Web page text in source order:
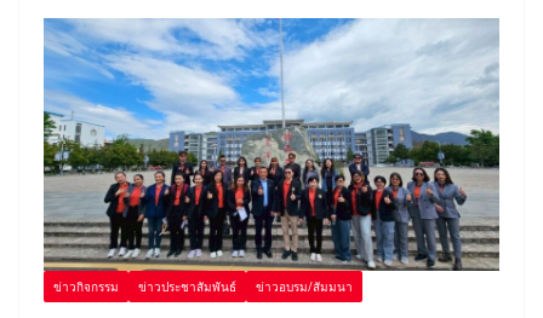
ข่าวกิจกรรม ข่าวประชาสัมพันธ์ ข่าวอบรม/สัมมนา